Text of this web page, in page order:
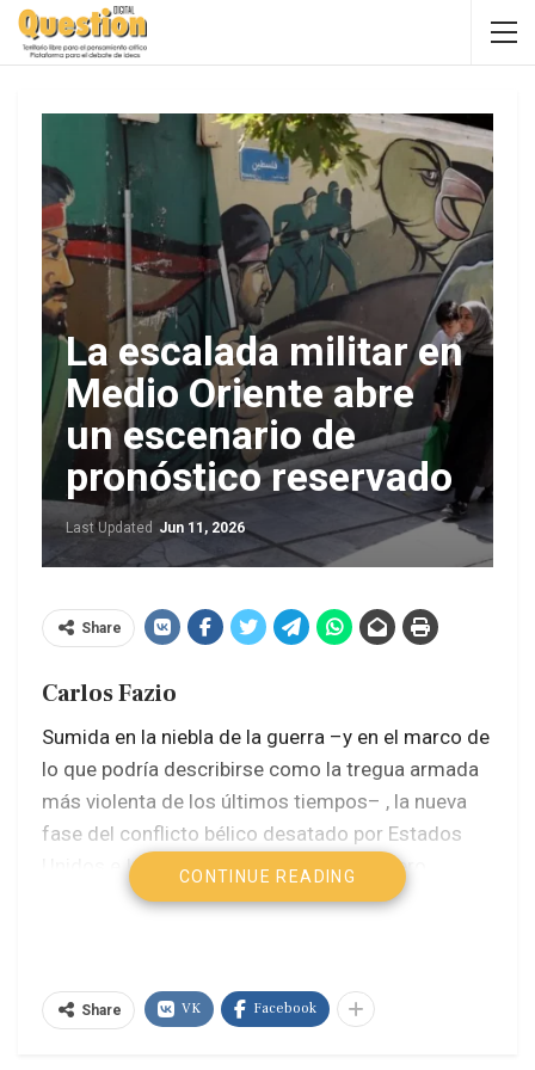
La escalada militar en
Medio Oriente abre
un escenario de
pronóstico reservado
Last Updated Jun 11, 2026
Share
Carlos Fazio
Sumida en la niebla de la guerra –y en el marco de
lo que podría describirse como la tregua armada
más violenta de los últimos tiempos– , la nueva
fase del conflicto bélico desatado por Estados
Unidos e Israel contra Irán el 28 de febrero
pasado, entró en un rango cualitativamente
llamada Operación Nasr, marcó un cambio
CONTINUE READING
Share VK Facebook